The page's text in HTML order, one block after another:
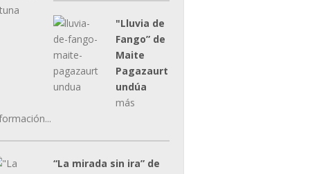
"Lluvia de
Fango” de
Maite
Pagazaurt
undúa
más
“La mirada sin ira” de